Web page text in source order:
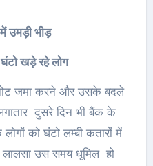
उमड़ी भीड़
खड़े रहे लोग
जमा करने और उसके बदले
दुसरे दिन भी बैंक के
को घंटो लम्बी कतारों में
लालसा उस समय धूमिल हो